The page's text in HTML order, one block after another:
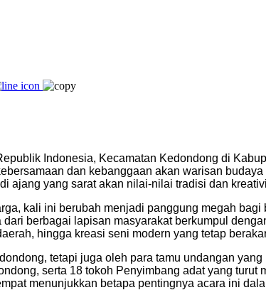
Indonesia, Kecamatan Kedondong di
dan kebanggaan akan warisan
ajang yang sarat akan nilai-nilai tradisi dan
kali ini berubah menjadi panggung megah
berbagai lapisan masyarakat berkumpul
hingga kreasi seni modern yang tetap
tetapi juga oleh para tamu undangan
serta 18 tokoh Penyimbang adat yang
menunjukkan betapa pentingnya acara ini